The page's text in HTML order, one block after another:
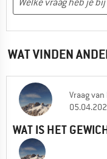
WAT VINDEN
Vraagvan
WAT IS HET